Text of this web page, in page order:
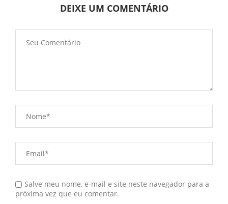
DEIXE UM COMENTÁRIO
Salve meu nome, e-mail e site neste navegador para a
próxima vez que eu comentar.